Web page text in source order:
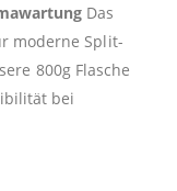
Das
moderne Split-
800g Flasche
bei